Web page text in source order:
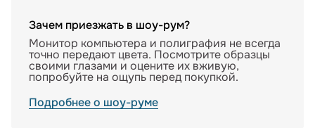
Зачем приезжать в шоу-рум?
Монитор компьютера и полиграфия не всегда
точно передают цвета. Посмотрите образцы
своими глазами и оцените их вживую,
попробуйте на ощупь перед покупкой.
Подробнее о шоу-руме